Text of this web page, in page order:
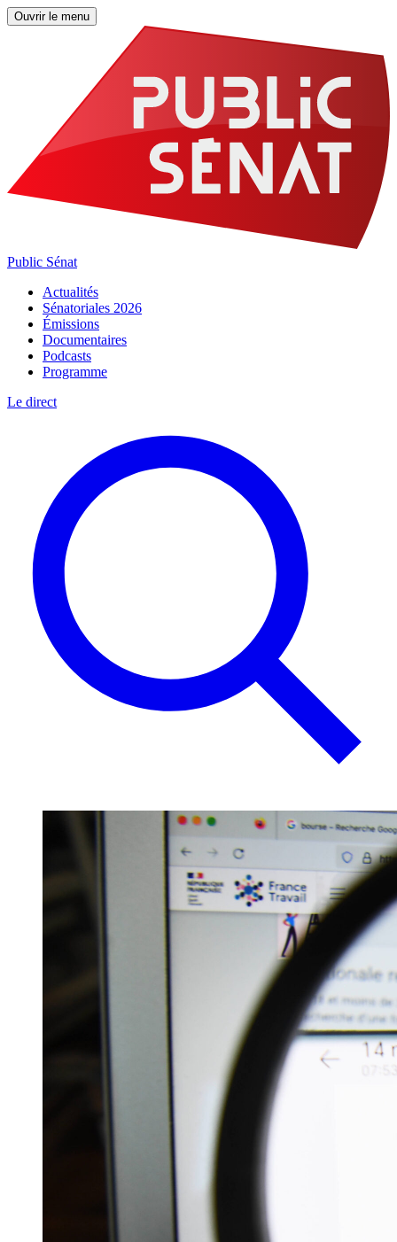
Ouvrir le menu
Public Sénat
Actualités
Sénatoriales 2026
Émissions
Documentaires
Podcasts
Programme
Le direct